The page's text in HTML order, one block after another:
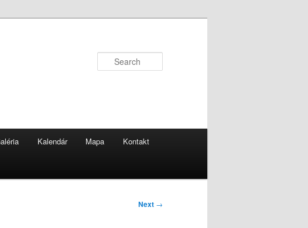
Kalendár Mapa Kontakt
Next →